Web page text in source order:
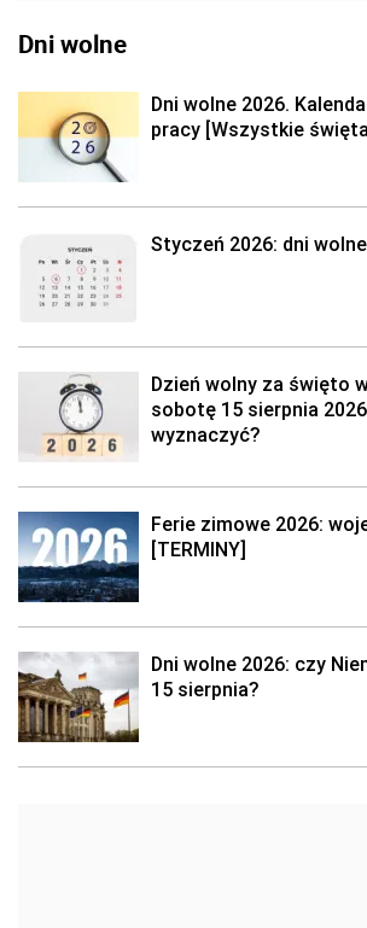
Dni wolne
Dni wolne 2026.
pracy [Wszystkie
Styczeń 2026: dni
Dzień wolny za święto
sobotę 15 sierpnia
wyznaczyć?
Ferie zimowe 2026:
[TERMINY]
Dni wolne 2026: czy
15 sierpnia?